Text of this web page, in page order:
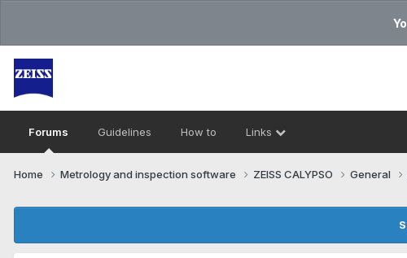
Forums Guidelines How to Links
Home Metrology and inspection software ZEISS CALYPSO General